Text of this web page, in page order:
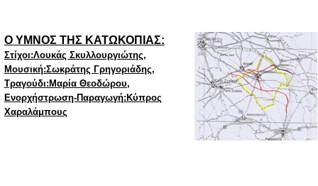
Ο ΥΜΝΟΣ ΤΗΣ ΚΑΤΩΚΟΠΙΑΣ:
Στίχοι:Λουκάς Σκυλλουργιώτης,
Μουσική:Σωκράτης Γρηγοριάδης,
Τραγούδι: Μαρία Θεοδώρου,
Ενορχήστρωση-Παραγωγή: Κύπρος
Χαραλάμπους